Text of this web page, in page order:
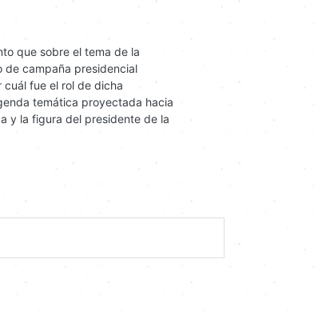
que sobre el tema de la
de campaña presidencial
fue el rol de dicha
temática proyectada hacia
y la figura del presidente de la